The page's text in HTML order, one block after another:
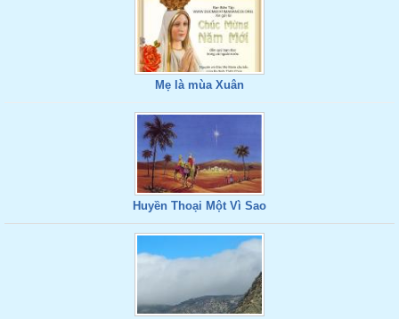
Mẹ là mùa Xuân
Huyền Thoại Một Vì Sao